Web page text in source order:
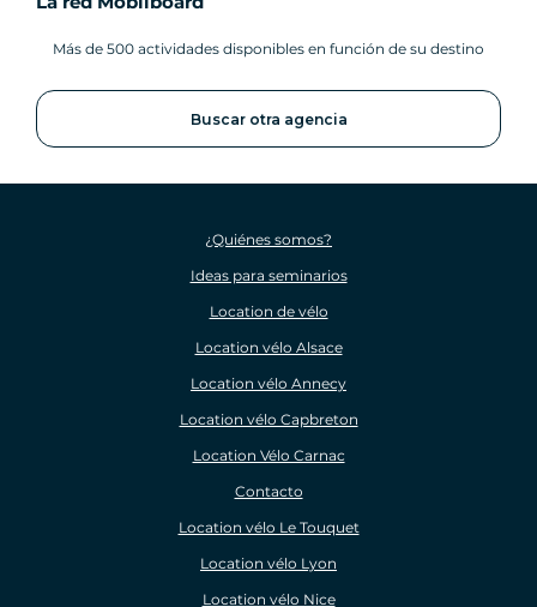
Más de 500 actividades disponibles en función de su destino
Buscar otra agencia
¿Quiénes somos?
Ideas para seminarios
Location de vélo
Location vélo Alsace
Location vélo Annecy
Location vélo Capbreton
Location Vélo Carnac
Contacto
Location vélo Le Touquet
Location vélo Lyon
Location vélo Nice